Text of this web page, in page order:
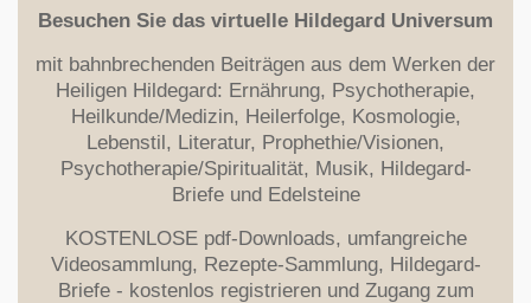
Besuchen Sie das virtuelle Hildegard Universum
mit bahnbrechenden Beiträgen aus dem Werken der
Heiligen Hildegard: Ernährung, Psychotherapie,
Heilkunde/Medizin, Heilerfolge, Kosmologie,
Lebenstil, Literatur, Prophethie/Visionen,
Psychotherapie/Spiritualität, Musik, Hildegard-
Briefe und Edelsteine
KOSTENLOSE pdf-Downloads, umfangreiche
Videosammlung, Rezepte-Sammlung, Hildegard-
Briefe - kostenlos registrieren und Zugang zum